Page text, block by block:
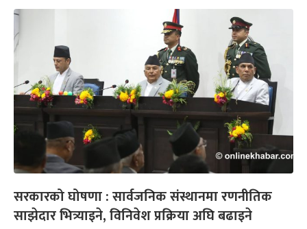
सरकारको घोषणा : सार्वजनिक संस्थानमा रणनीतिक
साझेदार भित्र्याइने, विनिवेश प्रक्रिया अघि बढाइने